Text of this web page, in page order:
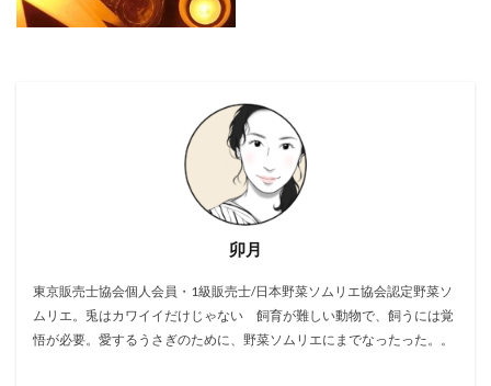
卯月
東京販売士協会個人会員・1級販売士/日本野菜ソムリエ協会認定野菜ソ
ムリエ。兎はカワイイだけじゃない 飼育が難しい動物で、飼うには覚
悟が必要。愛するうさぎのために、野菜ソムリエにまでなったった。。